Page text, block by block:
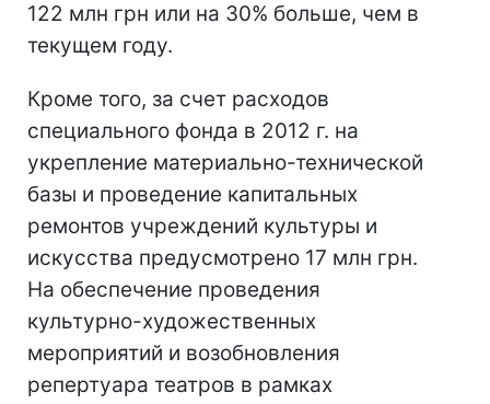
122 млн грн или на 30% больше, чем в
текущем году.
Кроме того, за счет расходов
специального фонда в 2012 г. на
укрепление материально-технической
базы и проведение капитальных
ремонтов учреждений культуры и
искусства предусмотрено 17 млн грн.
На обеспечение проведения
культурно-художественных
мероприятий и возобновления
репертуара театров в рамках